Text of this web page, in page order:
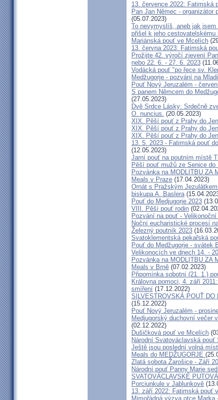
13. července 2022: Fatimská
Pan Jan Němec -
(05.07.2023)
To nevymyslíš, aneb jak
přišel k jeho cestovatelskému
Mariánská pouť ve Mcelích
13. června 2023: Fatimská
Prožijte 42. výročí zjevení
nebo 22. 6. - 27. 6. 2023
Vodácká pouť "po řece sv.
Medžugorje - pozvání na
Pouť Nový Jeruzalém -
S panem Němcem do
(27.05.2023)
Dvě Srdce Lásky: Srdečně
O. nuncius. (20.05.2023)
XIX. Pěší pouť z Prahy do
XIX. Pěší pouť z Prahy do
XIX. Pěší pouť z Prahy do
13. 5. 2023 - Fatimská pouť
(12.05.2023)
Jarní pouť na poutním místě
Pěší pouť mužů ze Senice do
Pozvánka na MODLITBU ZA
Meals v Praze (17.04.2023)
Ornát s Pražským
biskupa A. Baslera
Pouť do Medjugorje 2023
VIII. Pěší pouť rodin
Pozvání na pouť -
Noční eucharistické procesí
Železný poutník 2023
Svatoklementská pekařská
Pouť do Medžugorje - svátek
Velikonocích ve dnech 14. -
Pozvánka na MODLITBU ZA
Meals v Brně (07.02.2023)
Připomínka sobotní (21. 1.)
Královna pomoci, 4. září
smíření (17.12.2022)
SILVESTROVSKÁ POUŤ DO
(15.12.2022)
Pouť Nový Jeruzalém -
Medjugorský duchovní večer
(02.12.2022)
Dušičková pouť ve Mcelích
Národní Svatováclavská pouť
Ještě jsou poslední volná
Meals do MEDŽUGORJE
Zlatá sobota Žarošice - Září
Národní pouť Panny Marie
SVATOVÁCLAVSKÉ
Porciunkule v Jablunkově
13. září 2022: Fatimská pouť
Mimořádná výzva otce